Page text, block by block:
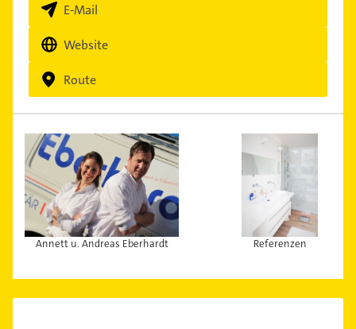
E-Mail
Website
Route
Annett u. Andreas Eberhardt Referenzen